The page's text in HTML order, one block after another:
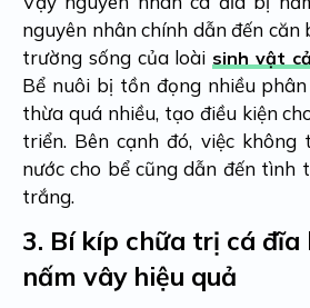
nguyên nhân chính dẫn đến căn
trường sống của loài sinh vật
Bể nuôi bị tồn đọng nhiều
thừa quá nhiều, tạo điều kiện
triển. Bên cạnh đó, việc không
nước cho bể cũng dẫn đến tình
trắng.
3. Bí kíp chữa trị cá đĩa
nấm vây hiệu quả